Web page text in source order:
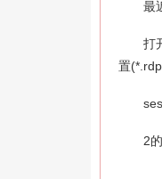
最近
打开
置
2的8